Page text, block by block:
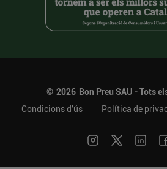
© 2026 Bon Preu SAU - Tots
Condicions d’ús
Política de